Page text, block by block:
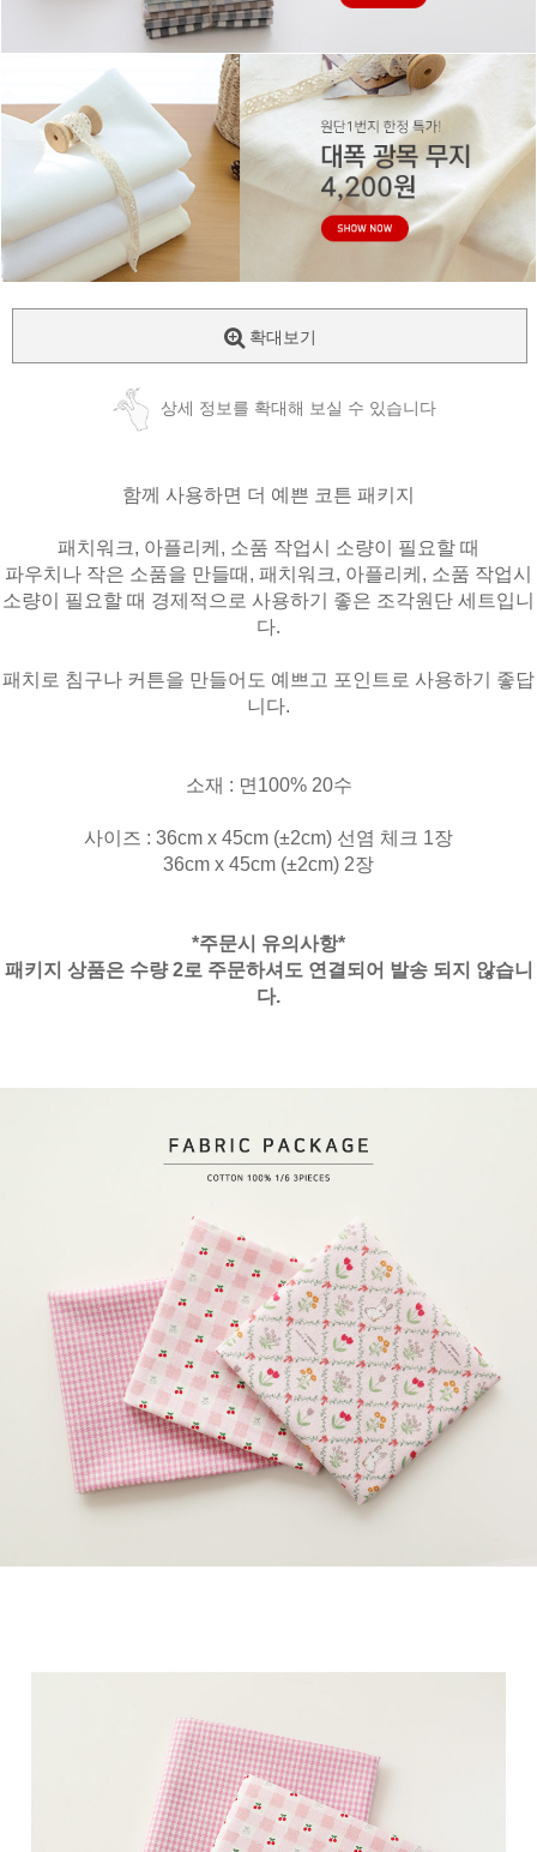
확대보기
상세 정보를 확대해 보실 수 있습니다
함께 사용하면 더 예쁜 코튼 패키지
패치워크, 아플리케, 소품 작업시 소량이 필요할 때
파우치나 작은 소품을 만들때, 패치워크, 아플리케, 소품 작업시
소량이 필요할 때 경제적으로 사용하기 좋은 조각원단 세트입니
다.
패치로 침구나 커튼을 만들어도 예쁘고 포인트로 사용하기 좋답
니다.
소재 : 면100% 20수
사이즈 : 36cm x 45cm (±2cm) 선염 체크 1장
36cm x 45cm (±2cm) 2장
*주문시 유의사항*
패키지 상품은 수량 2로 주문하셔도 연결되어 발송 되지 않습니
다.